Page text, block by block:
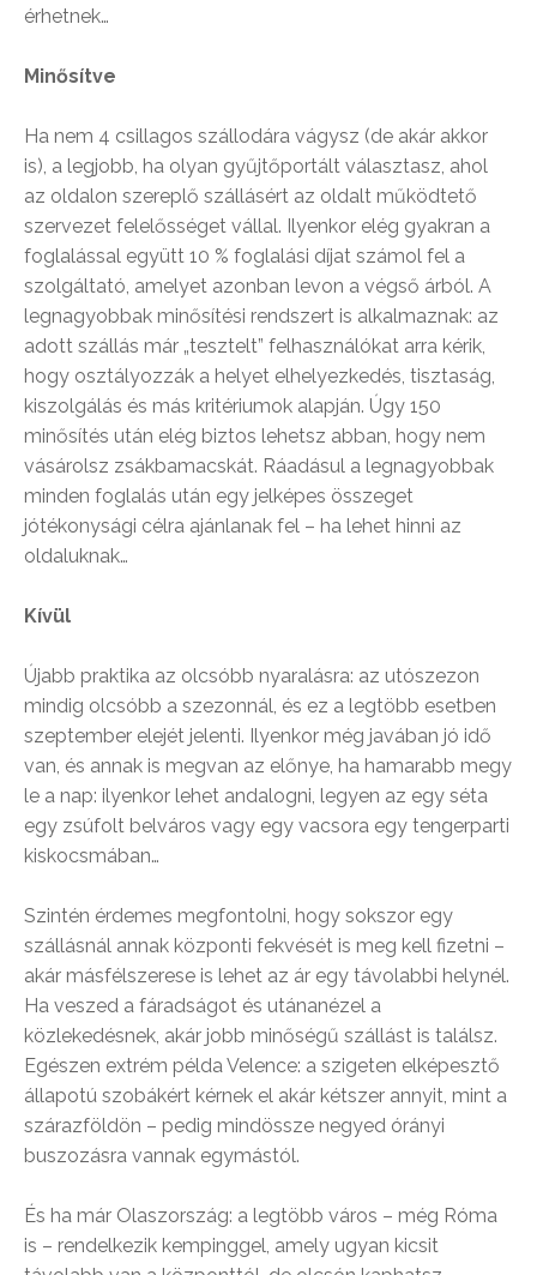
érhetnek…
Minősítve
Ha nem 4 csillagos szállodára vágysz (de akár akkor
is), a legjobb, ha olyan gyűjtőportált választasz, ahol
az oldalon szereplő szállásért az oldalt működtető
szervezet felelősséget vállal. Ilyenkor elég gyakran a
foglalással együtt 10 % foglalási díjat számol fel a
szolgáltató, amelyet azonban levon a végső árból. A
legnagyobbak minősítési rendszert is alkalmaznak: az
adott szállás már „tesztelt” felhasználókat arra kérik,
hogy osztályozzák a helyet elhelyezkedés, tisztaság,
kiszolgálás és más kritériumok alapján. Úgy 150
minősítés után elég biztos lehetsz abban, hogy nem
vásárolsz zsákbamacskát. Ráadásul a legnagyobbak
minden foglalás után egy jelképes összeget
jótékonysági célra ajánlanak fel – ha lehet hinni az
oldaluknak…
Kívül
Újabb praktika az olcsóbb nyaralásra: az utószezon
mindig olcsóbb a szezonnál, és ez a legtöbb esetben
szeptember elejét jelenti. Ilyenkor még javában jó idő
van, és annak is megvan az előnye, ha hamarabb megy
le a nap: ilyenkor lehet andalogni, legyen az egy séta
egy zsúfolt belváros vagy egy vacsora egy tengerparti
kiskocsmában…
Szintén érdemes megfontolni, hogy sokszor egy
szállásnál annak központi fekvését is meg kell fizetni –
akár másfélszerese is lehet az ár egy távolabbi helynél.
Ha veszed a fáradságot és utánanézel a
közlekedésnek, akár jobb minőségű szállást is találsz.
Egészen extrém példa Velence: a szigeten elképesztő
állapotú szobákért kérnek el akár kétszer annyit, mint a
szárazföldön – pedig mindössze negyed órányi
buszozásra vannak egymástól.
És ha már Olaszország: a legtöbb város – még Róma
is – rendelkezik kempinggel, amely ugyan kicsit